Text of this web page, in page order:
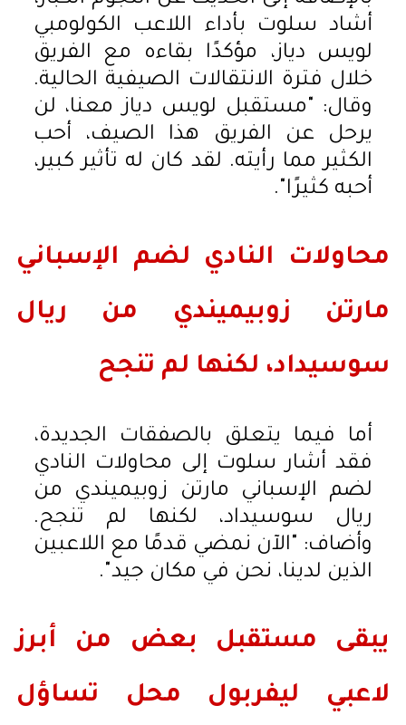
أشاد سلوت بأداء اللاعب الكولومبي
لويس دياز، مؤكدًا بقاءه مع الفريق
خلال فترة الانتقالات الصيفية الحالية.
وقال: "مستقبل لويس دياز معنا، لن
يرحل عن الفريق هذا الصيف، أحب
الكثير مما رأيته. لقد كان له تأثير كبير،
أحبه كثيرًا".
محاولات النادي لضم الإسباني
مارتن زوبيميندي من ريال
سوسيداد، لكنها لم تنجح
أما فيما يتعلق بالصفقات الجديدة،
فقد أشار سلوت إلى محاولات النادي
لضم الإسباني مارتن زوبيميندي من
ريال سوسيداد، لكنها لم تنجح.
وأضاف: "الآن نمضي قدمًا مع اللاعبين
الذين لدينا، نحن في مكان جيد".
يبقى مستقبل بعض من أبرز
لاعبي ليفربول محل تساؤل